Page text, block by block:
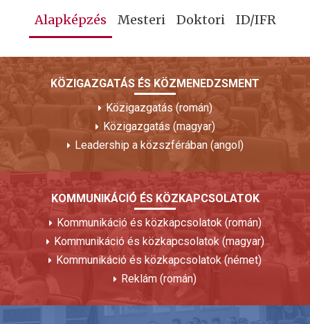
Alapképzés Mesteri Doktori ID/IFR
KÖZIGAZGATÁS ÉS KÖZMENEDZSMENT
Közigazgatás (román)
Közigazgatás (magyar)
Leadership a közszférában (angol)
KOMMUNIKÁCIÓ ÉS KÖZKAPCSOLATOK
Kommunikáció és közkapcsolatok (román)
Kommunikáció és közkapcsolatok (magyar)
Kommunikáció és közkapcsolatok (német)
Reklám (román)